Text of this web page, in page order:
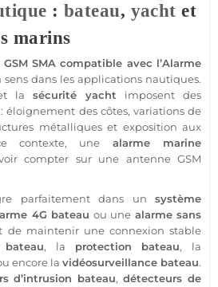
: bateau, yacht et
marins
SMAcompatible avec l’Alarme
dans les applications nautiques.
la sécurité yacht imposent des
éloignement des côtes, variations de
métalliques et exposition aux
contexte, une alarme
marine
compter sur une antenne GSM
parfaitement dans un système
4G bateau ou une alarmesans
de maintenir une connexion stable
bateau, la protection bateau, la
encore la vidéosurveillance bateau.
d’intrusion bateau,détecteurs de